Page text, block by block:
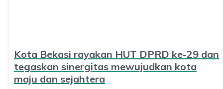
Kota Bekasi rayakan HUT DPRD ke-29 dan
tegaskan sinergitas mewujudkan kota
maju dan sejahtera